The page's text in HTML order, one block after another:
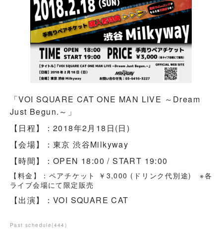
「VOI SQUARE CAT ONE MAN LIVE ～Dream
Just Begun.～」
【日程】：2018年2月18日(日)
【会場】：東京 渋谷Milkyway
【時間】：OPEN 18:00 / START 19:00
【料金】：ペアチケット ￥3,000 (ドリンク代別途) ※各
ライブ会場にて限定販売
【出演】：VOI SQUARE CAT
Past schedule (444 )